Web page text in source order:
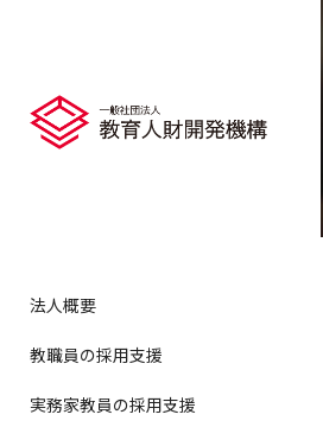
法人概要
教職員の採用支援
実務家教員の採用支援